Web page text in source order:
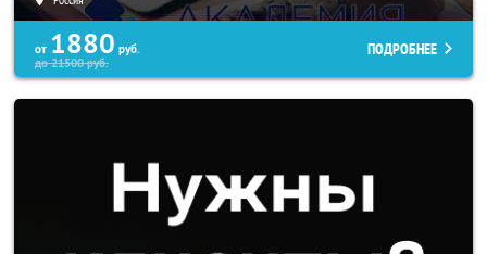
от 1880 руб.
до21500руб.
ПОДРОБНЕЕ